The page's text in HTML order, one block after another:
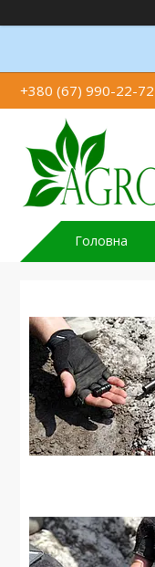
+380 (67) 990-22-72
Головна